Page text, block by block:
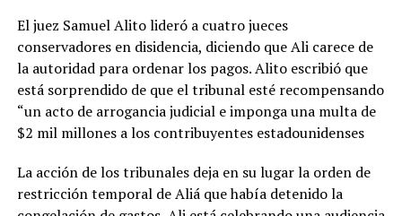
El juez Samuel Alito lideró a cuatro jueces
conservadores en disidencia, diciendo que Ali carece de
la autoridad para ordenar los pagos. Alito escribió que
está sorprendido de que el tribunal esté recompensando
“un acto de arrogancia judicial e imponga una multa de
$2 mil millones a los contribuyentes estadounidenses
La acción de los tribunales deja en su lugar la orden de
restricción temporal de Aliá que había detenido la